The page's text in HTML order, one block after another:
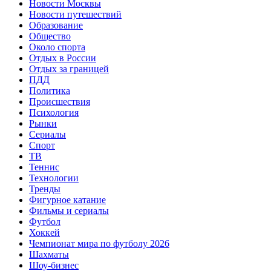
Новости Москвы
Новости путешествий
Образование
Общество
Около спорта
Отдых в России
Отдых за границей
ПДД
Политика
Происшествия
Психология
Рынки
Сериалы
Спорт
ТВ
Теннис
Технологии
Тренды
Фигурное катание
Фильмы и сериалы
Футбол
Хоккей
Чемпионат мира по футболу 2026
Шахматы
Шоу-бизнес